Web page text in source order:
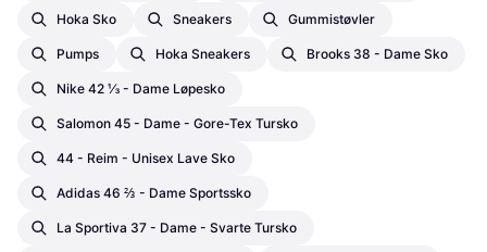
Hoka Sko Sneakers Gummistøvler
Pumps Hoka Sneakers Brooks 38 - Dame Sko
Nike 42 ⅓ - Dame Løpesko
Salomon 45 - Dame - Gore-Tex Tursko
44 - Reim - Unisex Lave Sko
Adidas 46 ⅔ - Dame Sportssko
La Sportiva 37 - Dame - Svarte Tursko